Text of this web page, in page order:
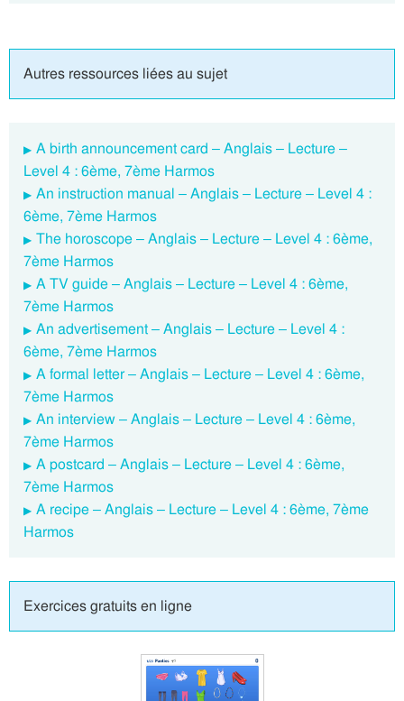
Autres ressources liées au sujet
A birth announcement card – Anglais – Lecture –
Level 4 : 6ème, 7ème Harmos
An instruction manual – Anglais – Lecture – Level 4 :
6ème, 7ème Harmos
The horoscope – Anglais – Lecture – Level 4 : 6ème,
7ème Harmos
A TV guide – Anglais – Lecture – Level 4 : 6ème,
7ème Harmos
An advertisement – Anglais – Lecture – Level 4 :
6ème, 7ème Harmos
A formal letter – Anglais – Lecture – Level 4 : 6ème,
7ème Harmos
An interview – Anglais – Lecture – Level 4 : 6ème,
7ème Harmos
A postcard – Anglais – Lecture – Level 4 : 6ème,
7ème Harmos
A recipe – Anglais – Lecture – Level 4 : 6ème, 7ème
Harmos
Exercices gratuits en ligne